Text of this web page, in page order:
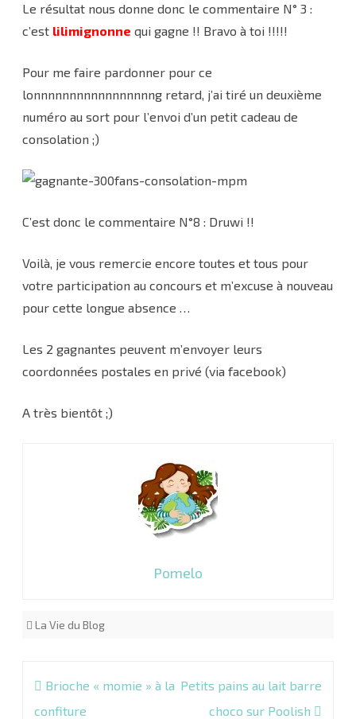
Le résultat nous donne donc le commentaire N° 3 :
c’est lilimignonne qui gagne !! Bravo à toi !!!!!
Pour me faire pardonner pour ce
lonnnnnnnnnnnnnnnnng retard, j’ai tiré un deuxième
numéro au sort pour l’envoi d’un petit cadeau de
consolation ;)
C’est donc le commentaire N°8 : Druwi !!
Voilà, je vous remercie encore toutes et tous pour
votre participation au concours et m’excuse à nouveau
pour cette longue absence …
Les 2 gagnantes peuvent m’envoyer leurs
coordonnées postales en privé (via facebook)
A très bientôt ;)
Pomelo
La Vie du Blog
Navigation
de
Brioche « momie » à la
confiture
Petits pains au lait barre
choco sur Poolish